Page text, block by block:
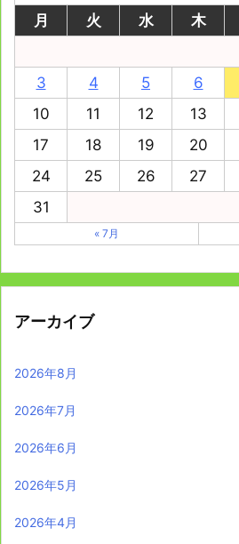
月
火 水 木
3
4 5 6
10
11 12 13
17
18 19 20
24
25 26 27
31
« 7月
アーカイブ
2026年8月
2026年7月
2026年6月
2026年5月
2026年4月